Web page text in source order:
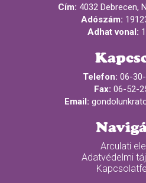
Cím: 4032 Debrecen,
Adószám:
Adhat vonal:
Telefon: 06-
Fax: 06-52-
Email:
Arculati
Adatvédelmi